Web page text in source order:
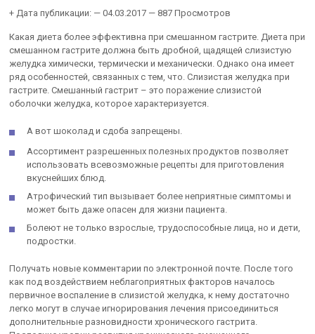
+ Дата публикации: — 04.03.2017 — 887 Просмотров
Какая диета более эффективна при смешанном гастрите. Диета при
смешанном гастрите должна быть дробной, щадящей слизистую
желудка химически, термически и механически. Однако она имеет
ряд особенностей, связанных с тем, что. Слизистая желудка при
гастрите. Смешанный гастрит – это поражение слизистой
оболочки желудка, которое характеризуется.
А вот шоколад и сдоба запрещены.
Ассортимент разрешенных полезных продуктов позволяет
использовать всевозможные рецепты для приготовления
вкуснейших блюд.
Атрофический тип вызывает более неприятные симптомы и
может быть даже опасен для жизни пациента.
Болеют не только взрослые, трудоспособные лица, но и дети,
подростки.
Получать новые комментарии по электронной почте. После того
как под воздействием неблагоприятных факторов началось
первичное воспаление в слизистой желудка, к нему достаточно
легко могут в случае игнорирования лечения присоединиться
дополнительные разновидности хронического гастрита.